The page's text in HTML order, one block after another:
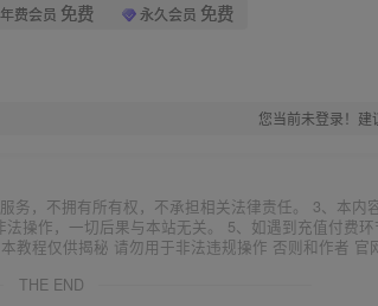
年费会员 免费 永久会员 免费
您当前未登录！
务，不拥有所有权，不承担相关法律责任。 3、本内
操作，一切后果与本站无关。 5、如遇到充值付费
教程仅供揭秘 请勿用于非法违规操作 否则和作者 官
THE END